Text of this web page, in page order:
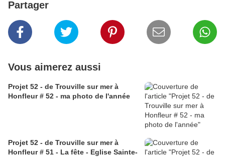
Partager
Vous aimerez aussi
Projet 52 - de Trouville sur mer à
Honfleur # 52 - ma photo de l'année
Projet 52 - de Trouville sur mer à
Honfleur # 51 - La fête - Eglise Sainte-